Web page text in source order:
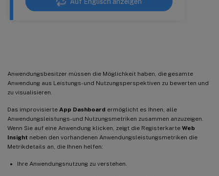
Anwendungsbesitzer müssen die Möglichkeit haben, die gesamte
Anwendung aus Leistungs- und Nutzungsperspektiven zu bewerten und
zu visualisieren.
Das improvisierte App Dashboard ermöglicht es Ihnen, alle
Anwendungsleistungs- und Nutzungsmetriken zusammen anzuzeigen.
Wenn Sie auf eine Anwendung klicken, zeigt die Registerkarte Web
Insight neben den vorhandenen Anwendungsleistungsmetriken die
Metrikdetails an, die Ihnen helfen:
Ihre Anwendungsnutzung zu verstehen.